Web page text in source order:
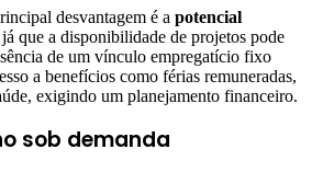
desvantagem é a potencial
já que a disponibilidade de projetos pode
de um vínculo empregatício fixo
a benefícios como férias remuneradas,
exigindo um planejamento financeiro.
sob demanda